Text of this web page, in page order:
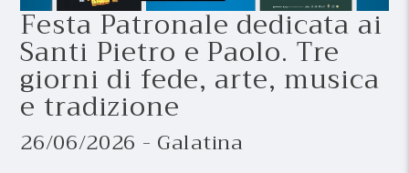
Festa Patronale dedicata ai
Santi Pietro e Paolo. Tre
giorni di fede, arte, musica
e tradizione
26/06/2026 - Galatina